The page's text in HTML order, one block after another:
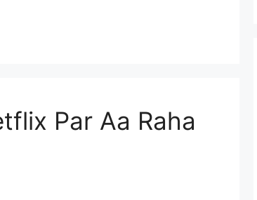
Par Aa Raha